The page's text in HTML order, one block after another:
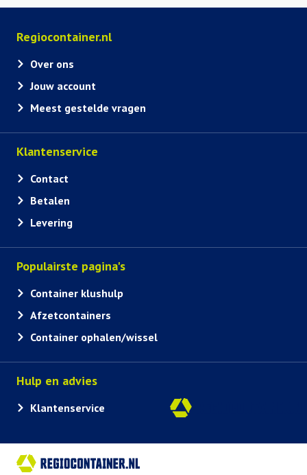
Regiocontainer.nl
Over ons
Jouw account
Meest gestelde vragen
Klantenservice
Contact
Betalen
Levering
Populairste pagina's
Container klushulp
Afzetcontainers
Container ophalen/wissel
Hulp en advies
Klantenservice